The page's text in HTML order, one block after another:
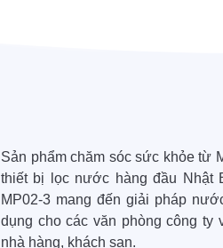
Sản phẩm chăm sóc sức khỏe từ
thiết bị lọc nước hàng đầu Nhật
MP02-3 mang đến giải pháp
dụng cho các văn phòng công
nhà hàng, khách sạn.